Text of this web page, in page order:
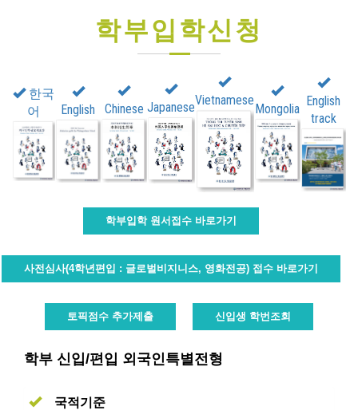
학부입학신청
한국
어
English Chinese JapaneseVietnamese
Mongolia
English
track
학부입학 원서접수 바로가기
사전심사(4학년편입 : 글로벌비지니스, 영화전공) 접수 바로가기
토픽점수 추가제출 신입생 학번조회
학부 신입/편입 외국인특별전형
국적기준